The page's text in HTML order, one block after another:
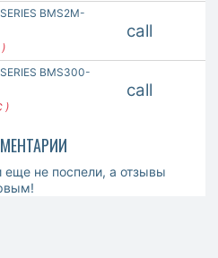
BMS2M-
call
BMS300-
)
call
еще не поспели, а отзывы